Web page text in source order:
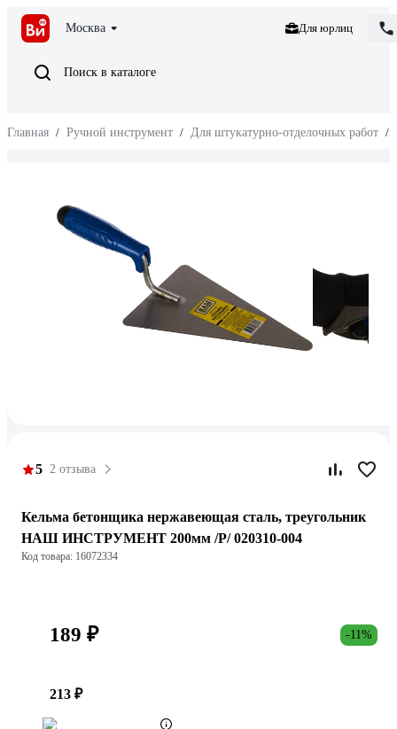
Москва Для юрлиц
Поиск в каталоге
Главная / Ручной инструмент / Для штукатурно-отделочных работ /
5 2 отзыва
Кельма бетонщика нержавеющая сталь, треугольник
НАШ ИНСТРУМЕНТ 200мм /Р/ 020310-004
Код товара: 16072334
189 ₽ -11%
213 ₽